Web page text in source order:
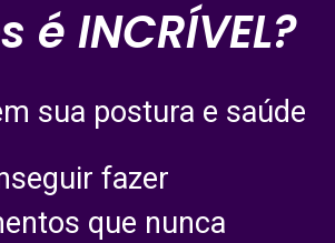
é INCRÍVEL?
sua postura e saúde
fazer
que nunca